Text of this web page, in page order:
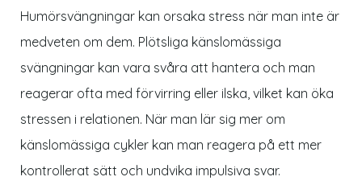
Humörsvängningar kan orsaka stress när man inte är
medveten om dem. Plötsliga känslomässiga
svängningar kan vara svåra att hantera och man
reagerar ofta med förvirring eller ilska, vilket kan öka
stressen i relationen. När man lär sig mer om
känslomässiga cykler kan man reagera på ett mer
kontrollerat sätt och undvika impulsiva svar.